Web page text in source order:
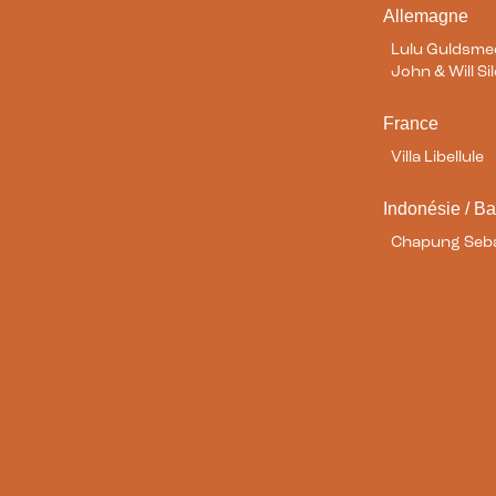
Allemagne
Lulu
John & Will
France
Villa Libellule
Indonésie /
Chapung